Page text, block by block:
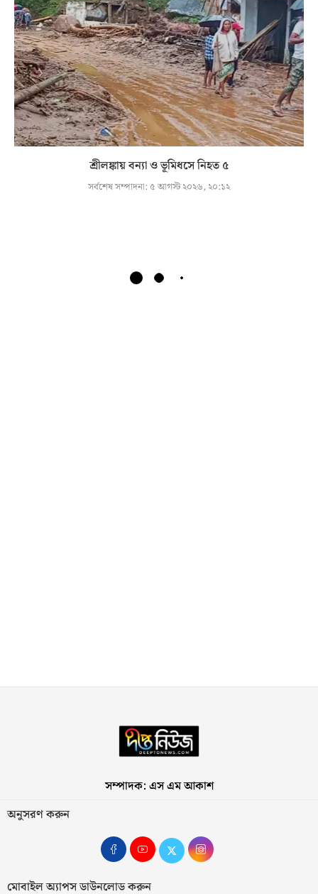
শ্রীলঙ্কায় বন্যা ও ভূমিধসে নিহত ৫
সর্বশেষ সম্পাদনা: ৫ আগস্ট ২০২৬, ২০:১২
সম্পাদক: এস এম আকাশ
অনুসরণ করুন
মোবাইল অ্যাপস ডাউনলোড করুন